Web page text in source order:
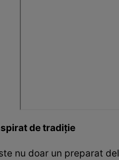
de tradiție
nu doar un preparat